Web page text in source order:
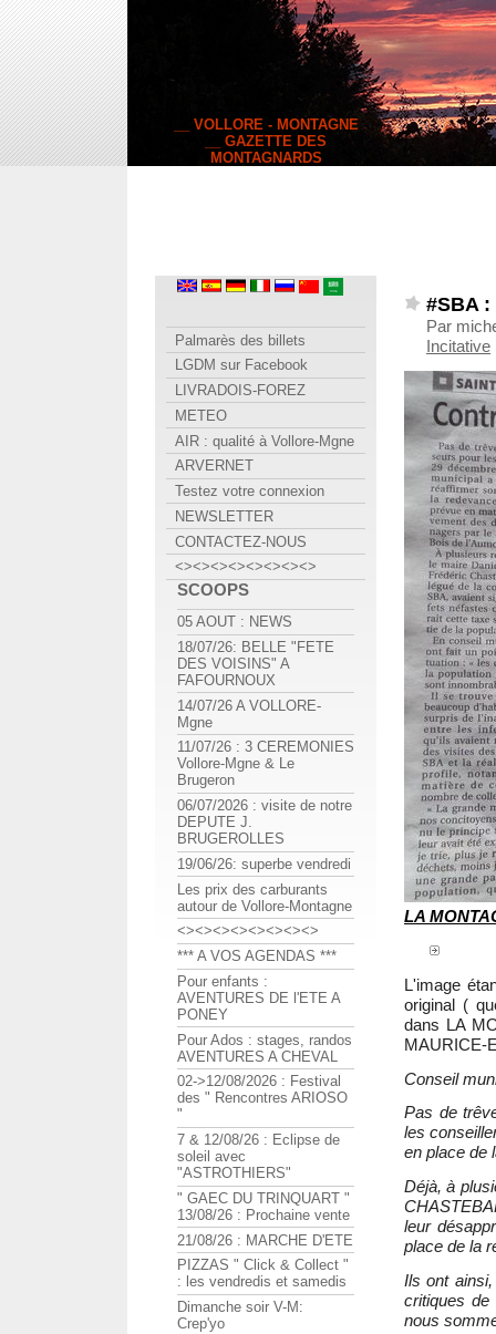
__ VOLLORE - MONTAGNE
__ GAZETTE DES
MONTAGNARDS
#SBA
Par
Incitative
LA
L'image
original (
dans LA
MAURICE-
Conseil
Pas de
les
en place de
Déjà, à
leur
place de la
Ils ont
critiques
nous
Palmarès des billets
LGDM sur Facebook
LIVRADOIS-FOREZ
METEO
AIR : qualité à Vollore-Mgne
ARVERNET
Testez votre connexion
NEWSLETTER
CONTACTEZ-NOUS
<><><><><><><><>
SCOOPS
05 AOUT : NEWS
18/07/26: BELLE "FETE
DES VOISINS" A
FAFOURNOUX
14/07/26 A VOLLORE-
Mgne
11/07/26 : 3 CEREMONIES
Vollore-Mgne & Le
Brugeron
06/07/2026 : visite de notre
DEPUTE J.
BRUGEROLLES
19/06/26: superbe vendredi
Les prix des carburants
autour de Vollore-Montagne
<><><><><><><><>
*** A VOS AGENDAS ***
Pour enfants :
AVENTURES DE l'ETE A
PONEY
Pour Ados : stages, randos
AVENTURES A CHEVAL
02->12/08/2026 : Festival
des " Rencontres ARIOSO
"
7 & 12/08/26 : Eclipse de
soleil avec
"ASTROTHIERS"
" GAEC DU TRINQUART "
13/08/26 : Prochaine vente
21/08/26 : MARCHE D'ETE
PIZZAS " Click & Collect "
: les vendredis et samedis
Dimanche soir V-M:
Crep'yo